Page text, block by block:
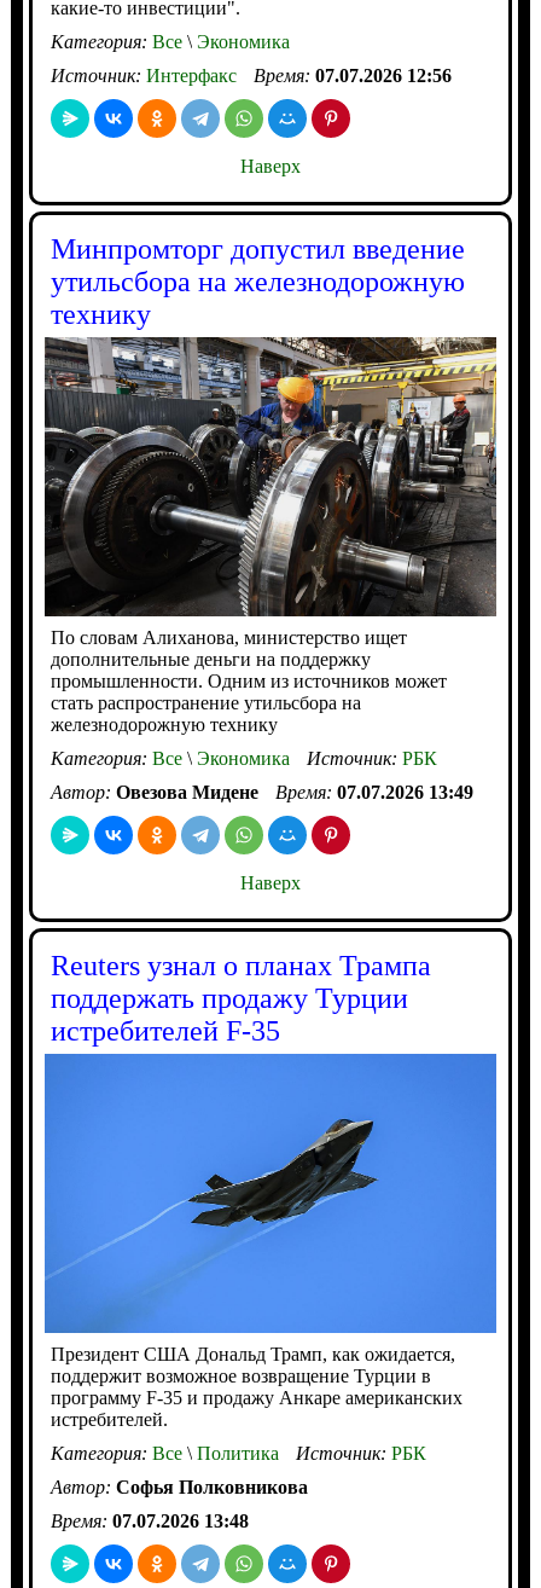
какие-то инвестиции".
Категория: Все\Экономика
Источник: Интерфакс Время: 07.07.2026 12:56
Наверх
Минпромторг допустил введение
утильсбора на железнодорожную
технику
По словам Алиханова, министерство ищет
дополнительные деньги на поддержку
промышленности. Одним из источников может
стать распространение утильсбора на
железнодорожную технику
Категория: Все\Экономика Источник: РБК
Автор: Овезова Мидене Время: 07.07.2026 13:49
Наверх
Reuters узнал о планах Трампа
поддержать продажу Турции
истребителей F-35
Президент США Дональд Трамп, как ожидается,
поддержит возможное возвращение Турции в
программу F-35 и продажу Анкаре американских
истребителей.
Категория: Все\Политика Источник: РБК
Автор: Софья Полковникова
Время: 07.07.2026 13:48